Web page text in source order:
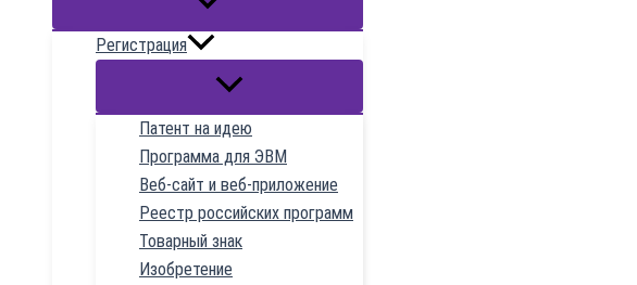
Регистрация
Патент на идею
Программа для ЭВМ
Веб-сайт и веб-приложение
Реестр российских программ
Товарный знак
Изобретение